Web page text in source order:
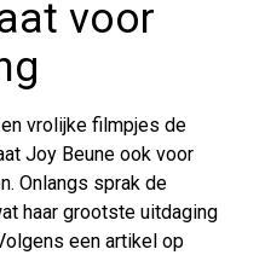
voor
vrolijke filmpjes de
Joy Beune ook voor
Onlangs sprak de
haar grootste uitdaging
een artikel op